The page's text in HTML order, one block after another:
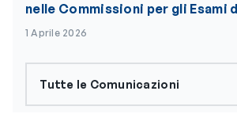
nelle Commissioni per gli Esami
1 Aprile 2026
Tutte le Comunicazioni